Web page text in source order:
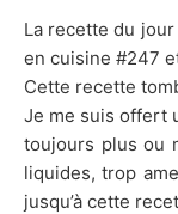
La recette du jour
en cuisine #247
Cette recette
Je me suis offert
toujours plus ou
liquides, trop
jusqu’à cette